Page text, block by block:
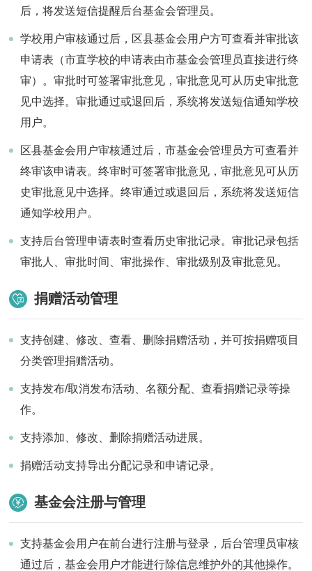
后，将发送短信提醒后台基金会管理员。
学校用户审核通过后，区县基金会用户方可查看并审批该
申请表（市直学校的申请表由市基金会管理员直接进行终
审）。审批时可签署审批意见，审批意见可从历史审批意
见中选择。审批通过或退回后，系统将发送短信通知学校
用户。
区县基金会用户审核通过后，市基金会管理员方可查看并
终审该申请表。终审时可签署审批意见，审批意见可从历
史审批意见中选择。终审通过或退回后，系统将发送短信
通知学校用户。
支持后台管理申请表时查看历史审批记录。审批记录包括
审批人、审批时间、审批操作、审批级别及审批意见。
捐赠活动管理
支持创建、修改、查看、删除捐赠活动，并可按捐赠项目
分类管理捐赠活动。
支持发布/取消发布活动、名额分配、查看捐赠记录等操
作。
支持添加、修改、删除捐赠活动进展。
捐赠活动支持导出分配记录和申请记录。
基金会注册与管理
支持基金会用户在前台进行注册与登录，后台管理员审核
通过后，基金会用户才能进行除信息维护外的其他操作。